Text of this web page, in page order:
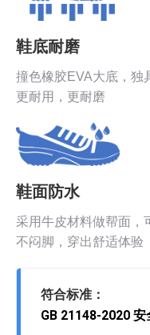
鞋底耐磨
撞色橡胶EVA大底，独
更耐用，更耐磨
鞋面防水
采用牛皮材料做帮面，
不闷脚，穿出舒适体验
符合标准：
GB 21148-2020 安